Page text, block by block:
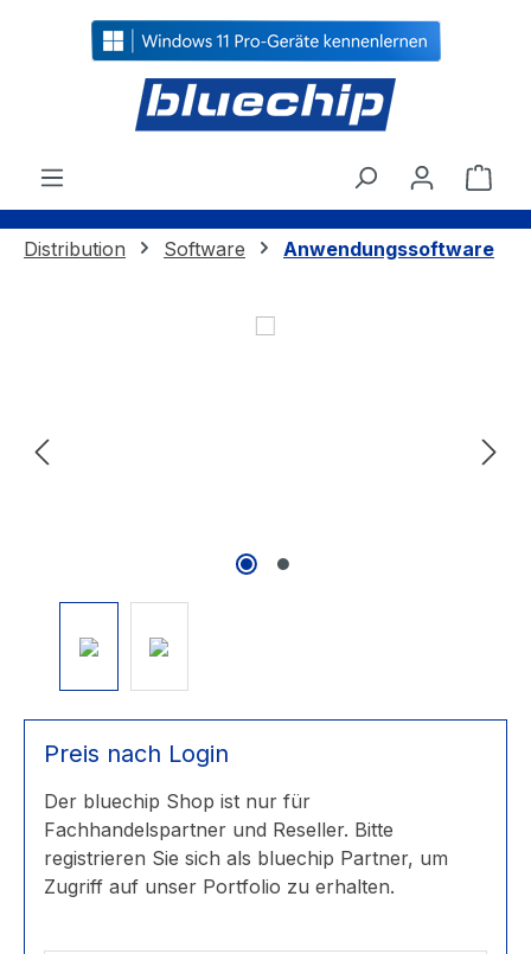
springen
Distribution Software Anwendungssoftware
Bildergalerie überspringen
Preis nach Login
Der bluechip Shop ist nur für
Fachhandelspartner und Reseller. Bitte
registrieren Sie sich als bluechip Partner, um
Zugriff auf unser Portfolio zu erhalten.